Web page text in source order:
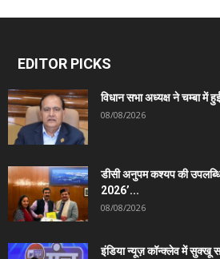
EDITOR PICKS
विधान सभा अध्यक्ष ने चम्बा में
08/08/2026
डीसी अनुपम कश्यप की उपलब्धि
2026’...
08/08/2026
इंडिया न्यूज़ कॉन्क्लेव में सुक्खू